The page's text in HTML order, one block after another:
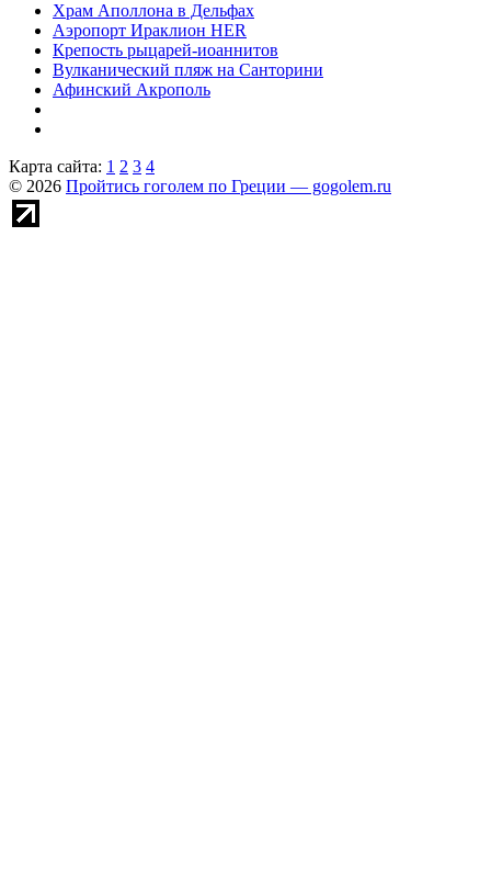
Храм Аполлона в Дельфах
Аэропорт Ираклион HER
Крепость рыцарей-иоаннитов
Вулканический пляж на Санторини
Афинский Акрополь
Карта сайта: 1 2 3 4
© 2026 Пройтись гоголем по Греции — gogolem.ru